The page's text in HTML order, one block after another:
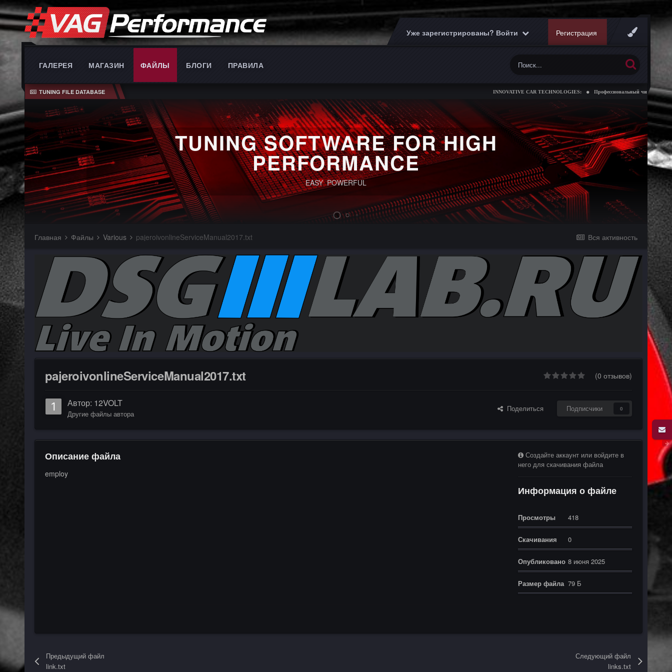
Уже зарегистрированы? Войти Регистрация
ГАЛЕРЕЯ МАГАЗИН ФАЙЛЫ БЛОГИ ПРАВИЛА
TUNING FILE DATABASE INNOVATIVE CAR TECHNOLOGIES: Профессиональный чип тюнинг
TUNING SOFTWARE FOR HIGH
PERFORMANCE
EASY POWERFUL
Вся активность
Главная Файлы Various pajeroivonlineServiceManual2017.txt
pajeroivonlineServiceManual2017.txt (0 отзывов)
Автор: 12VOLT
Другие файлы автора
Поделиться Подписчики 0
Описание файла
employ
Создайте аккаунт или войдите в
него для скачивания файла
Информация о файле
Просмотры 418
Скачивания 0
Опубликовано 8 июня 2025
Размер файла 79 Б
Предыдущий файл
link.txt
Следующий файл
links.txt